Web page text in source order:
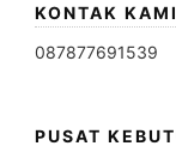
KONTAK KAMI
087877691539
PUSAT